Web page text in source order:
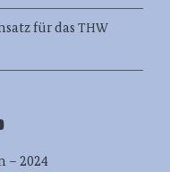
für das THW
– 2024